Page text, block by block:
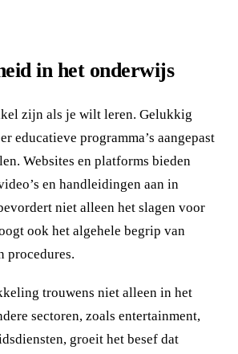
in het onderwijs
zijn als je wilt leren. Gelukkig
educatieve programma’s aangepast
Websites en platforms bieden
en handleidingen aan in
niet alleen het slagen voor
ook het algehele begrip van
procedures.
trouwens niet alleen in het
sectoren, zoals entertainment,
groeit het besef dat